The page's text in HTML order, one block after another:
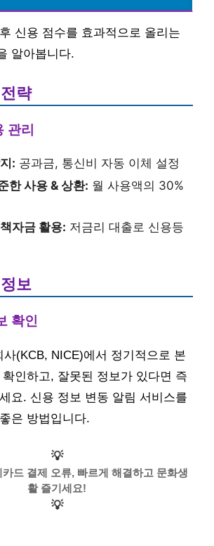
신용 점수를 효과적으로 올리는
알아봅니다.
략
관리
: 공과금, 통신비 자동 이체 설정
한 사용 & 상환: 월 사용액의 30%
자금 활용: 저금리 대출로 신용등
보
확인
(KCB, NICE)에서 정기적으로 본
인하고, 잘못된 정보가 있다면 즉
요. 신용 정보 변동 알림 서비스를
은 방법입니다.
💡
드 결제 오류, 빠르게 해결하고 문화생
활 즐기세요!
💡